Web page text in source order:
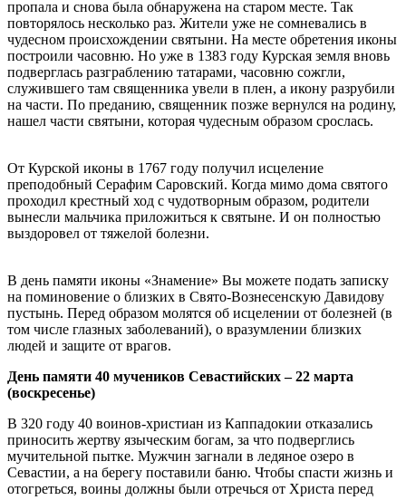
пропала и снова была обнаружена на старом месте. Так
повторялось несколько раз. Жители уже не сомневались в
чудесном происхождении святыни. На месте обретения иконы
построили часовню. Но уже в 1383 году Курская земля вновь
подверглась разграблению татарами, часовню сожгли,
служившего там священника увели в плен, а икону разрубили
на части. По преданию, священник позже вернулся на родину,
нашел части святыни, которая чудесным образом срослась.
От Курской иконы в 1767 году получил исцеление
преподобный Серафим Саровский. Когда мимо дома святого
проходил крестный ход с чудотворным образом, родители
вынесли мальчика приложиться к святыне. И он полностью
выздоровел от тяжелой болезни.
В день памяти иконы «Знамение» Вы можете подать записку
на поминовение о близких в Свято-Вознесенскую Давидову
пустынь. Перед образом молятся об исцелении от болезней (в
том числе глазных заболеваний), о вразумлении близких
людей и защите от врагов.
День памяти 40 мучеников Севастийских – 22 марта
(воскресенье)
В 320 году 40 воинов-христиан из Каппадокии отказались
приносить жертву языческим богам, за что подверглись
мучительной пытке. Мужчин загнали в ледяное озеро в
Севастии, а на берегу поставили баню. Чтобы спасти жизнь и
отогреться, воины должны были отречься от Христа перед